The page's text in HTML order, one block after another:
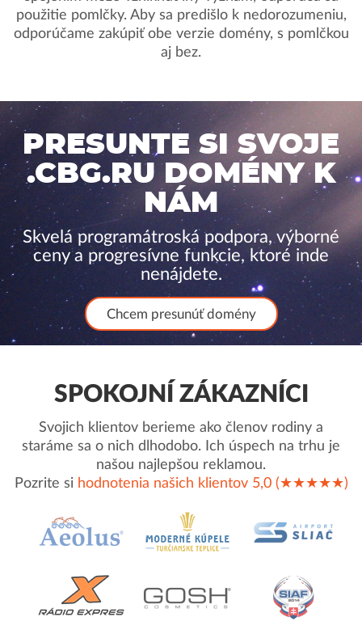
použitie pomlčky. Aby sa predišlo k nedorozumeniu,
odporúčame zakúpiť obe verzie domény, s pomlčkou
aj bez.
PRESUNTE SI SVOJE
.CBG.RU DOMÉNY K
NÁM
Skvelá programátroská podpora, výborné
ceny a progresívne funkcie, ktoré inde
nenájdete.
Chcem presunúť domény
SPOKOJNÍ ZÁKAZNÍCI
Svojich klientov berieme ako členov rodiny a
staráme sa o nich dlhodobo. Ich úspech na trhu je
našou najlepšou reklamou.
Pozrite si hodnotenia našich klientov 5,0 (★★★★★)